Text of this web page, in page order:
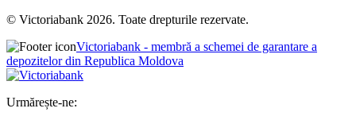
© Victoriabank 2026. Toate drepturile rezervate.
Victoriabank - membră a schemei de garantare a
depozitelor din Republica Moldova
Urmărește-ne: